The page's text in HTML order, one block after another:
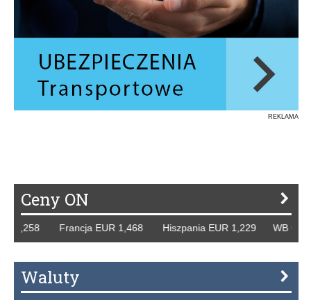
REKLAMA
Ceny ON
Francja EUR 1,468 Hiszpania EUR 1,229 WB GBP
Waluty